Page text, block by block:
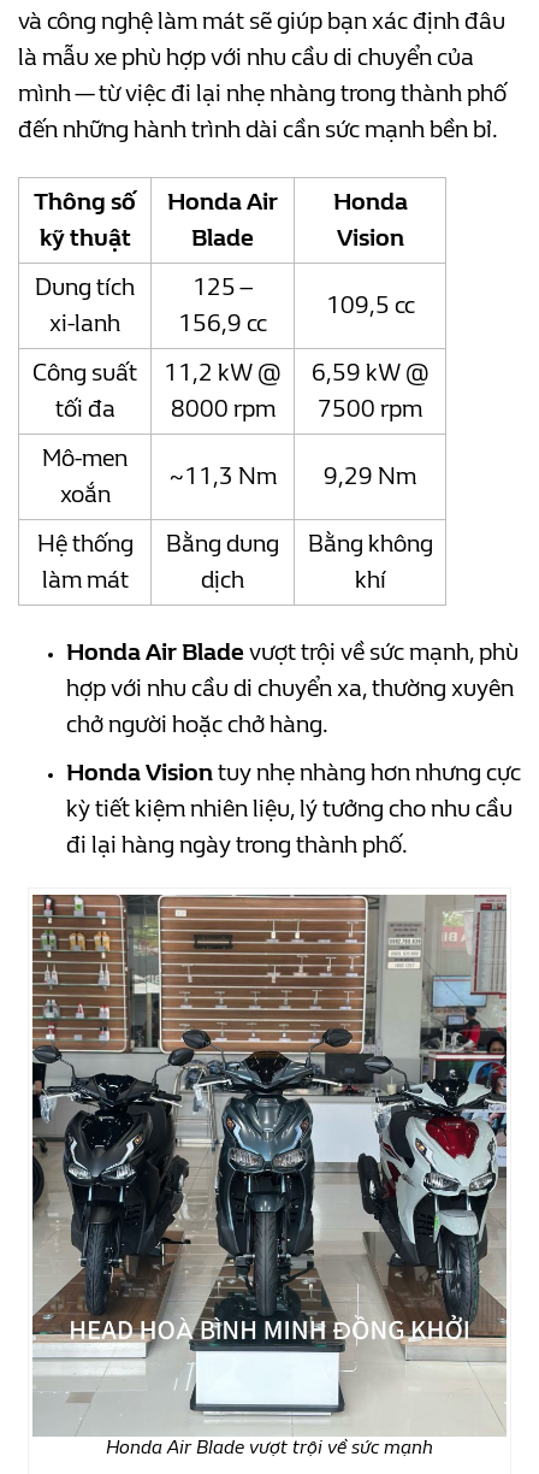
và công nghệ làm mát sẽ giúp bạn xác định đâu
là mẫu xe phù hợp với nhu cầu di chuyển của
mình — từ việc đi lại nhẹ nhàng trong thành phố
đến những hành trình dài cần sức mạnh bền bỉ.
Thông số
kỹ thuật
Honda Air
Blade
Honda
Vision
Dung tích
xi-lanh
125 –
156,9 cc
109,5 cc
Công suất
tối đa
11,2 kW @
8000 rpm
6,59 kW @
7500 rpm
Mô-men
xoắn
~11,3 Nm 9,29 Nm
Hệ thống
làm mát
Bằng dung
dịch
Bằng không
khí
Honda Air Blade vượt trội về sức mạnh, phù
hợp với nhu cầu di chuyển xa, thường xuyên
chở người hoặc chở hàng.
Honda Visiontuy nhẹ nhàng hơn nhưng cực
kỳ tiết kiệm nhiên liệu, lý tưởng cho nhu cầu
đi lại hàng ngày trong thành phố.
Honda Air Blade vượt trội về sức mạnh